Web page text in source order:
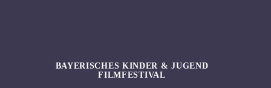
BAYERISCHES KINDER & JUGEND
FILMFESTIVAL